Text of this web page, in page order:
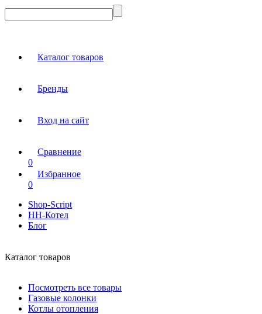
Каталог товаров
Бренды
Вход на сайт
Сравнение
0
Избранное
0
Shop-Script
НН-Котел
Блог
Каталог товаров
Посмотреть все товары
Газовые колонки
Котлы отопления